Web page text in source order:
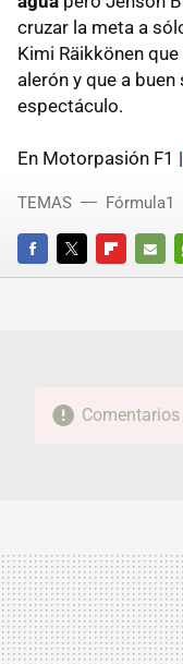
cruzar la meta a
Kimi Räikkönen
alerón y que a
espectáculo.
En Motorpasión F1 |
FACEBOOKTWITTERFLIPBOARD
E-
TEMAS Fórmula1